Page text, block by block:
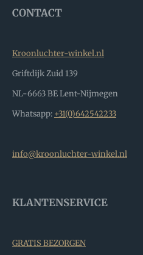
CONTACT
Kroonluchter-winkel.nl
Griftdijk Zuid 139
NL-6663 BE Lent-Nijmegen
Whatsapp: +31(0)642542233
info@kroonluchter-winkel.nl
KLANTENSERVICE
GRATIS BEZORGEN